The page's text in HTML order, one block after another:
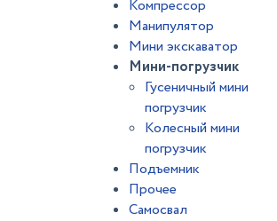
Компрессор
Манипулятор
Мини экскаватор
Мини-погрузчик
Гусеничный мини
погрузчик
Колесный мини
погрузчик
Подъемник
Прочее
Самосвал